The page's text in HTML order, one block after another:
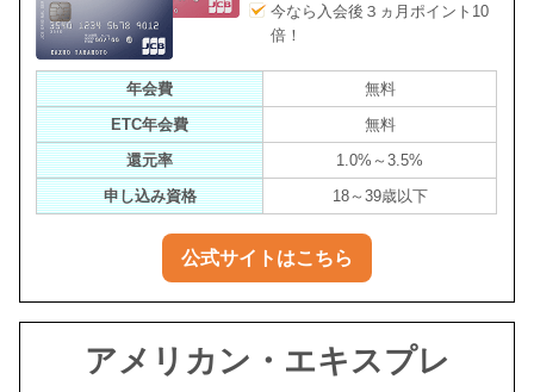
今なら入会後３ヵ月ポイント10
倍！
年会費
無料
ETC年会費
無料
還元率
1.0%～3.5%
申し込み資格
18～39歳以下
公式サイトはこちら
アメリカン・エキスプレ